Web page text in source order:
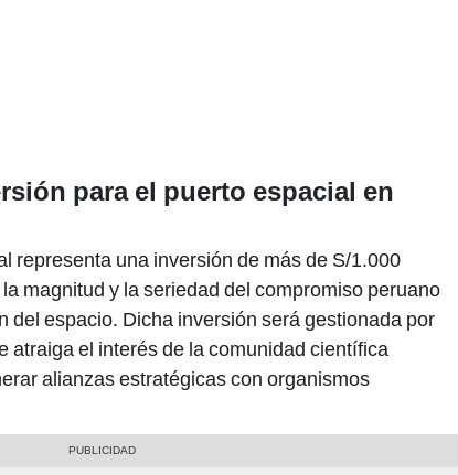
para el puerto espacial en
representa una inversión de más de S/1.000
magnitud y la seriedad del compromiso peruano
del espacio. Dicha inversión será gestionada por
atraiga el interés de la comunidad científica
alianzas estratégicas con organismos